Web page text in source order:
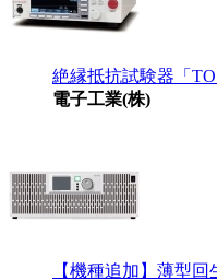
絶縁抵抗試験器「
電子工業(株)
【機種追加】薄型